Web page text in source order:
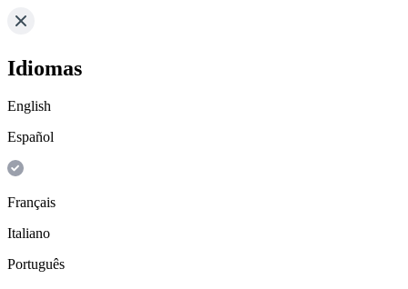
Idiomas
English
Español
Français
Italiano
Português